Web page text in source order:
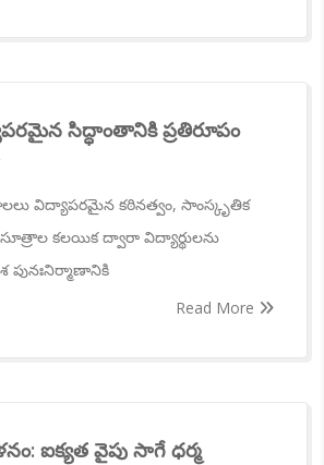
సిద్ధాంతానికి ప్రతిరూపం
విద్యాపరమైన కఠినత్వం, సాంస్కృతిక
కలయిక ద్వారా విద్యార్థులను
పునఃనిర్మాణానికి
Read More
ఐక్యత వైపు సాగే ధర్మ